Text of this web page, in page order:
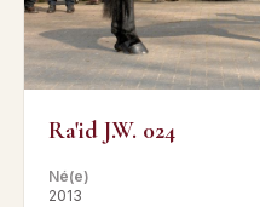
Ra'id J.W. 024
Né(e)
2013